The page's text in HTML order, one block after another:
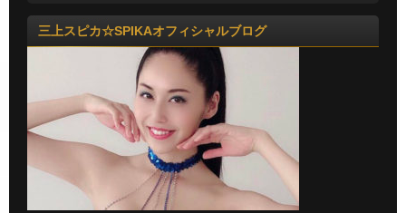
三上スピカ☆SPIKAオフィシャルブログ